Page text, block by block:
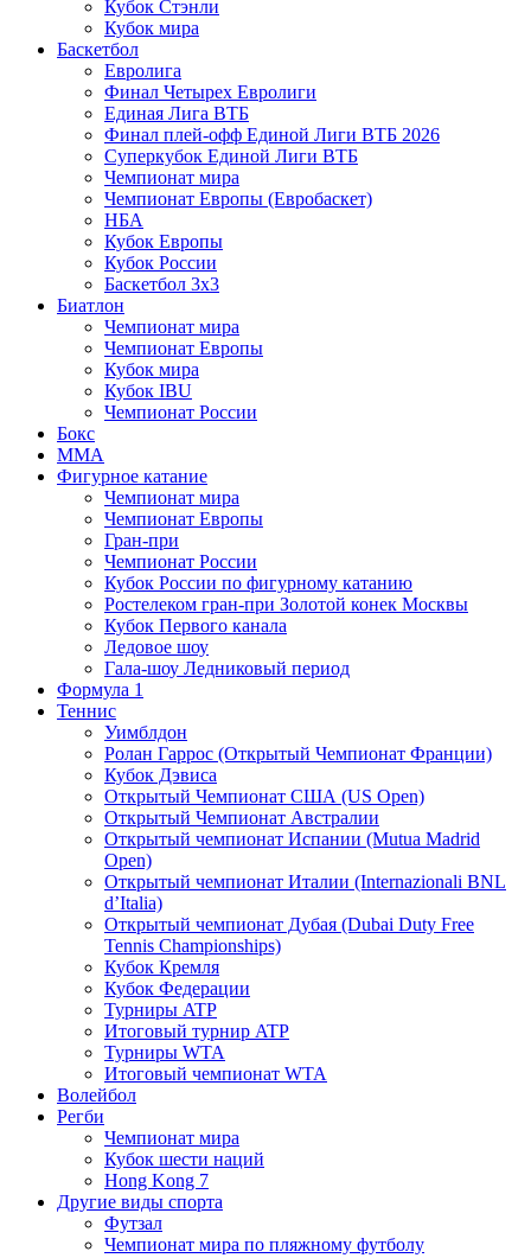
Кубок Стэнли
Кубок мира
Баскетбол
Евролига
Финал Четырех Евролиги
Единая Лига ВТБ
Финал плей-офф Единой Лиги ВТБ 2026
Суперкубок Единой Лиги ВТБ
Чемпионат мира
Чемпионат Европы (Евробаскет)
НБА
Кубок Европы
Кубок России
Баскетбол 3х3
Биатлон
Чемпионат мира
Чемпионат Европы
Кубок мира
Кубок IBU
Чемпионат России
Бокс
MMA
Фигурное катание
Чемпионат мира
Чемпионат Европы
Гран-при
Чемпионат России
Кубок России по фигурному катанию
Ростелеком гран-при Золотой конек Москвы
Кубок Первого канала
Ледовое шоу
Гала-шоу Ледниковый период
Формула 1
Теннис
Уимблдон
Ролан Гаррос (Открытый Чемпионат Франции)
Кубок Дэвиса
Открытый Чемпионат США (US Open)
Открытый Чемпионат Австралии
Открытый чемпионат Испании (Mutua Madrid
Open)
Открытый чемпионат Италии (Internazionali BNL
d’Italia)
Открытый чемпионат Дубая (Dubai Duty Free
Tennis Championships)
Кубок Кремля
Кубок Федерации
Турниры ATP
Итоговый турнир ATP
Турниры WTA
Итоговый чемпионат WTA
Волейбол
Регби
Чемпионат мира
Кубок шести наций
Hong Kong 7
Другие виды спорта
Футзал
Чемпионат мира по пляжному футболу